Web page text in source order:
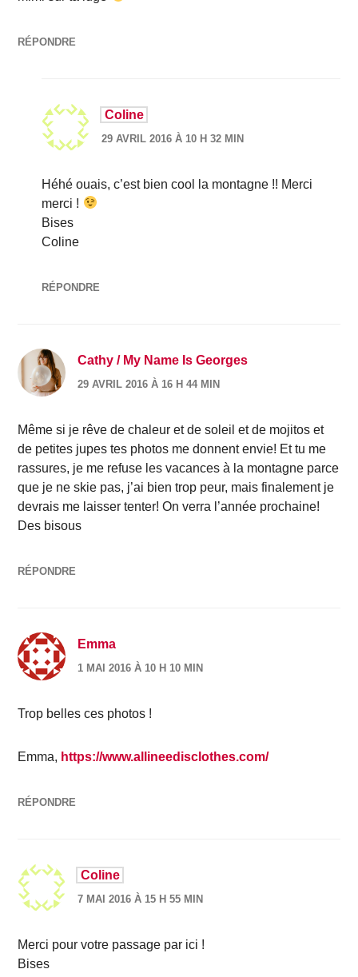
RÉPONDRE
Coline
29 AVRIL 2016 À 10 H 32 MIN
Héhé ouais, c’est bien cool la montagne !! Merci
merci !
Bises
Coline
RÉPONDRE
Cathy / My Name Is Georges
29 AVRIL 2016 À 16 H 44 MIN
Même si je rêve de chaleur et de soleil et de mojitos et
de petites jupes tes photos me donnent envie! Et tu me
rassures, je me refuse les vacances à la montagne parce
que je ne skie pas, j’ai bien trop peur, mais finalement je
devrais me laisser tenter! On verra l’année prochaine!
Des bisous
RÉPONDRE
Emma
1 MAI 2016 À 10 H 10 MIN
Trop belles ces photos !
Emma, https://www.allineedisclothes.com/
RÉPONDRE
Coline
7 MAI 2016 À 15 H 55 MIN
Merci pour votre passage par ici !
Bises